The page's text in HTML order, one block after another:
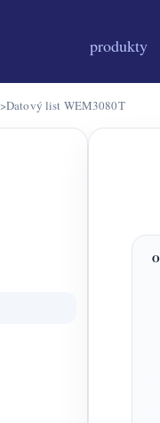
produkty
>Datový list WEM3080T